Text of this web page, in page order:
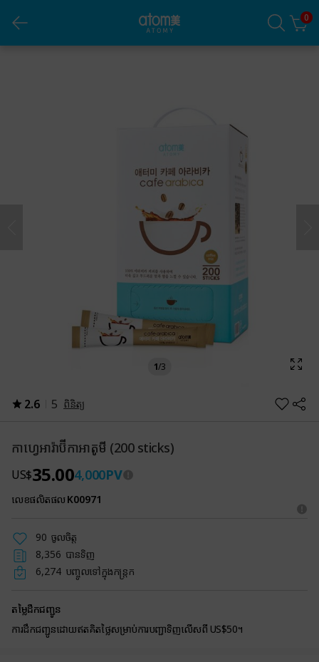
0
កាហេ្វអារ៉ាប៊ីកាអាតូមី (200 sticks)
1/3
2.6 5 ពិនិត្យ
កាហេ្វអារ៉ាប៊ីកាអាតូមី (200 sticks)
US$35.004,000PV
លេខផលិតផលK00971
90 ចូលចិត្ត
8,356 បានទិញ
6,274 បញ្ចូលទៅក្នុងកន្ត្រក
តម្លៃដឹកជញ្ជូន
ការដឹកជញ្ជូនដោយឥតគិតថ្លៃសម្រាប់ការបញ្ជាទិញលើសពី US$50។